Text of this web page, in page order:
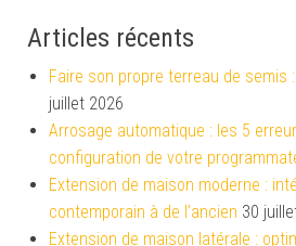
Articles récents
Faire son propre terreau de semis
juillet 2026
Arrosage automatique : les 5
configuration de votre
Extension de maison moderne :
contemporain à de l’ancien 30
Extension de maison latérale :